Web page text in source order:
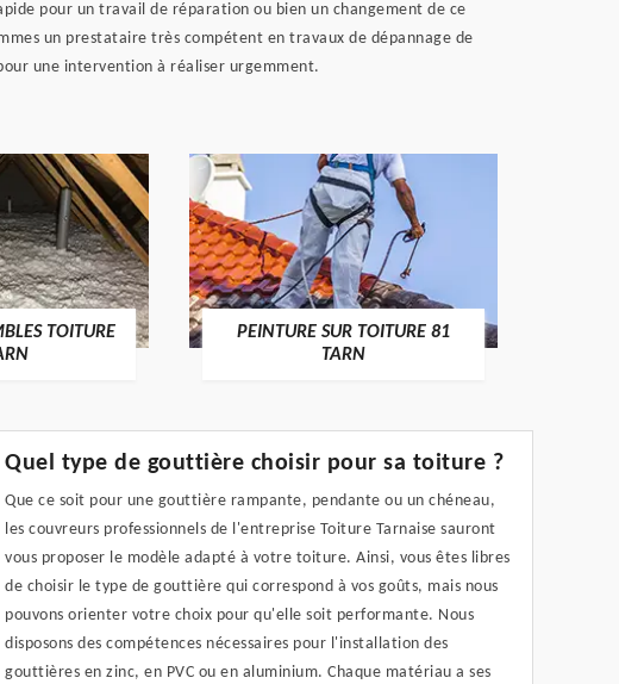
pour un travail de réparation ou bien un changement de ce
un prestataire très compétent en travaux de dépannage de
une intervention à réaliser urgemment.
TOITURE
PEINTURE SUR TOITURE 81
TARN
Quel type de gouttière choisir pour sa toiture ?
Que ce soit pour une gouttière rampante, pendante ou un chéneau,
les couvreurs professionnels de l'entreprise Toiture Tarnaise sauront
vous proposer le modèle adapté à votre toiture. Ainsi, vous êtes libres
de choisir le type de gouttière qui correspond à vos goûts, mais nous
pouvons orienter votre choix pour qu'elle soit performante. Nous
disposons des compétences nécessaires pour l'installation des
gouttières en zinc, en PVC ou en aluminium. Chaque matériau a ses